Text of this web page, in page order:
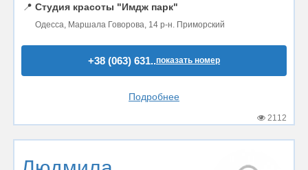
📍 Студия красоты "Имдж парк"
Одесса, Маршала Говорова, 14 р-н. Приморский
+38 (063) 631..показать номер
Подробнее
2112